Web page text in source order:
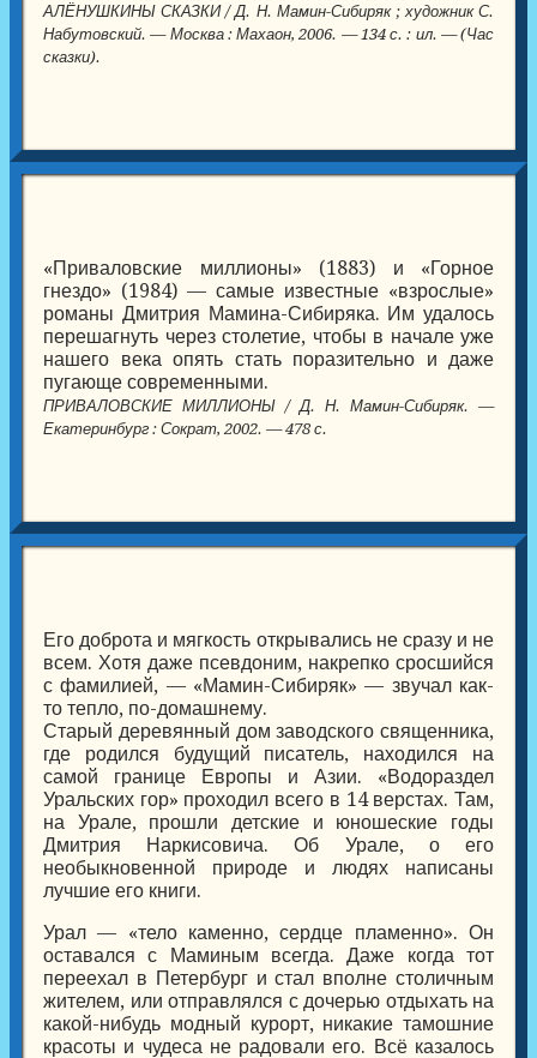
АЛЁНУШКИНЫ СКАЗКИ / Д. Н. Мамин-Сибиряк ; художник С.
Набутовский. — Москва : Махаон, 2006. — 134 с. : ил. — (Час
сказки).
«Приваловские миллионы» (1883) и «Горное
гнездо» (1984) — самые известные «взрослые»
романы Дмитрия Мамина-Сибиряка. Им удалось
перешагнуть через столетие, чтобы в начале уже
нашего века опять стать поразительно и даже
пугающе современными.
ПРИВАЛОВСКИЕ МИЛЛИОНЫ / Д. Н. Мамин-Сибиряк. —
Екатеринбург : Сократ, 2002. — 478 с.
Его доброта и мягкость открывались не сразу и не
всем. Хотя даже псевдоним, накрепко сросшийся
с фамилией, — «Мамин-Сибиряк» — звучал как-
то тепло, по-домашнему.
Старый деревянный дом заводского священника,
где родился будущий писатель, находился на
самой границе Европы и Азии. «Водораздел
Уральских гор» проходил всего в 14 верстах. Там,
на Урале, прошли детские и юношеские годы
Дмитрия Наркисовича. Об Урале, о его
необыкновенной природе и людях написаны
лучшие его книги.
Урал — «тело каменно, сердце пламенно». Он
оставался с Маминым всегда. Даже когда тот
переехал в Петербург и стал вполне столичным
жителем, или отправлялся с дочерью отдыхать на
какой-нибудь модный курорт, никакие тамошние
красоты и чудеса не радовали его. Всё казалось